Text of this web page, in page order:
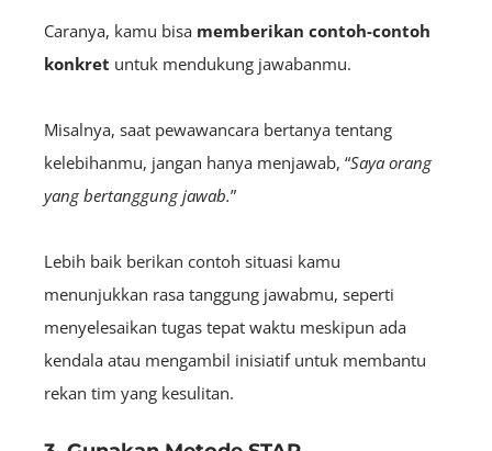
Caranya, kamu bisa memberikan contoh-contoh
konkret untuk mendukung jawabanmu.
Misalnya, saat pewawancara bertanya tentang
kelebihanmu, jangan hanya menjawab, “Saya orang
yang bertanggung jawab.”
Lebih baik berikan contoh situasi kamu
menunjukkan rasa tanggung jawabmu, seperti
menyelesaikan tugas tepat waktu meskipun ada
kendala atau mengambil inisiatif untuk membantu
rekan tim yang kesulitan.